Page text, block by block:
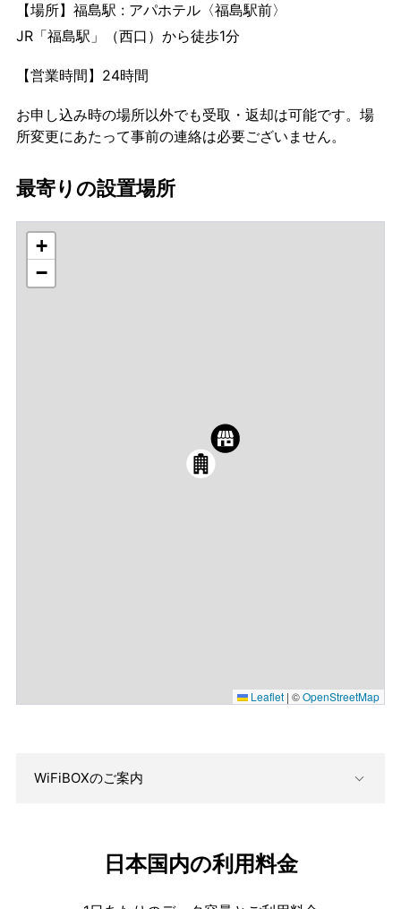
【場所】福島駅 : アパホテル〈福島駅前〉
JR「福島駅」（西口）から徒歩1分
【営業時間】24時間
お申し込み時の場所以外でも受取・返却は可能です。場
所変更にあたって事前の連絡は必要ございません。
最寄りの設置場所
+
−
Leaflet | ©OpenStreetMap
WiFiBOXのご案内
日本国内の利用料金